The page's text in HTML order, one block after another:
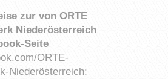
zur von ORTE
Niederösterreich
Seite
ORTE-
Niederösterreich: